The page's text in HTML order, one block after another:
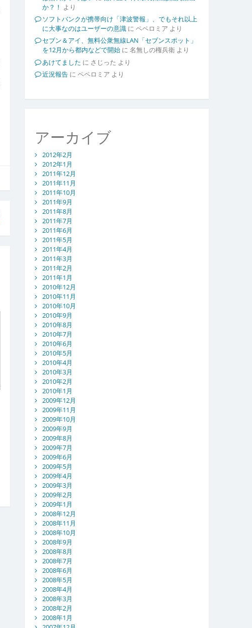
か？！ より
ソフトバンクが携帯向け「津波警報」、でもそれ以上
に大事なのはユーザーの意識に ペペロミア より
セブン＆アイ、無料公衆無線LAN「セブンスポット」
を12月から都内などで開始に 名無しの権兵衛より
あけてました に さじった より
近況報告に ペペロミア より
アーカイブ
2012年2月
2012年1月
2011年12月
2011年11月
2011年10月
2011年9月
2011年8月
2011年7月
2011年6月
2011年5月
2011年4月
2011年3月
2011年2月
2011年1月
2010年12月
2010年11月
2010年10月
2010年9月
2010年8月
2010年7月
2010年6月
2010年5月
2010年4月
2010年3月
2010年2月
2010年1月
2009年12月
2009年11月
2009年10月
2009年9月
2009年8月
2009年7月
2009年6月
2009年5月
2009年4月
2009年3月
2009年2月
2009年1月
2008年12月
2008年11月
2008年10月
2008年9月
2008年8月
2008年7月
2008年6月
2008年5月
2008年4月
2008年3月
2008年2月
2008年1月